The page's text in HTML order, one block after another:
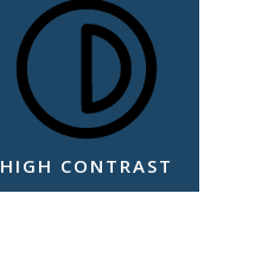
HIGH CONTRAST